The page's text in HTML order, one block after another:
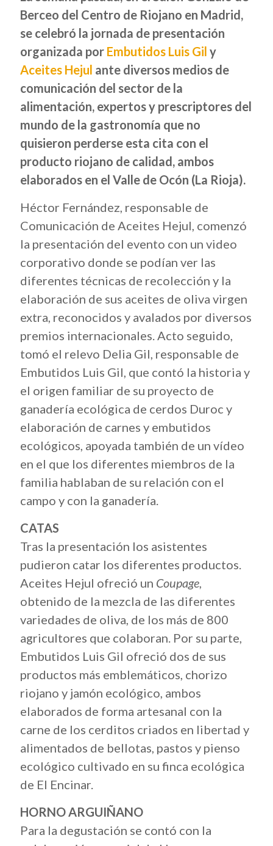
Berceo del Centro de Riojano en Madrid,
se celebró la jornada de presentación
organizada por Embutidos Luis Gil y
Aceites Hejul ante diversos medios de
comunicación del sector de la
alimentación, expertos y prescriptores del
mundo de la gastronomía que no
quisieron perderse esta cita con el
producto riojano de calidad, ambos
elaborados en el Valle de Ocón (La Rioja).
Héctor Fernández, responsable de
Comunicación de Aceites Hejul, comenzó
la presentación del evento con un video
corporativo donde se podían ver las
diferentes técnicas de recolección y la
elaboración de sus aceites de oliva virgen
extra, reconocidos y avalados por diversos
premios internacionales. Acto seguido,
tomó el relevo Delia Gil, responsable de
Embutidos Luis Gil, que contó la historia y
el origen familiar de su proyecto de
ganadería ecológica de cerdos Duroc y
elaboración de carnes y embutidos
ecológicos, apoyada también de un vídeo
en el que los diferentes miembros de la
familia hablaban de su relación con el
campo y con la ganadería.
CATAS
Tras la presentación los asistentes
pudieron catar los diferentes productos.
Aceites Hejul ofreció un Coupage,
obtenido de la mezcla de las diferentes
variedades de oliva, de los más de 800
agricultores que colaboran. Por su parte,
Embutidos Luis Gil ofreció dos de sus
productos más emblemáticos, chorizo
riojano y jamón ecológico, ambos
elaborados de forma artesanal con la
carne de los cerditos criados en libertad y
alimentados de bellotas, pastos y pienso
ecológico cultivado en su finca ecológica
de El Encinar.
HORNO ARGUIÑANO
Para la degustación se contó con la